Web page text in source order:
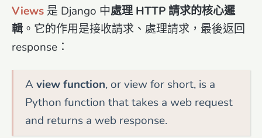
Views 是 Django 中處理 HTTP 請求的核心邏
輯 。它的作用是接收請求、處理請求，最後返回
response：
Aview function, or view for short, is a
Python function that takes a web request
and returns a web response.